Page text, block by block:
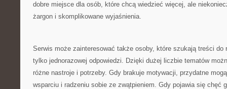
dobre miejsce dla osób, które chcą wiedzieć więcej, ale
żargon i skomplikowane wyjaśnienia.
Serwis może zainteresować także osoby, które szukają treści do
tylko jednorazowej odpowiedzi. Dzięki dużej liczbie tematów
różne nastroje i potrzeby. Gdy brakuje motywacji, przydatne
wsparciu i radzeniu sobie ze zwątpieniem. Gdy pojawia się chęć